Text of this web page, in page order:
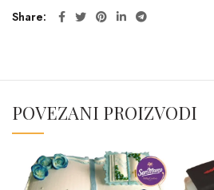
Share
POVEZANI PROIZVODI